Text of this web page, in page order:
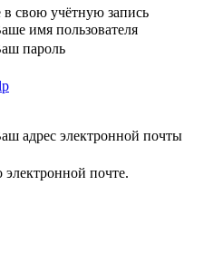
свою учётную запись
имя пользователя
пароль
адрес электронной почты
почте.